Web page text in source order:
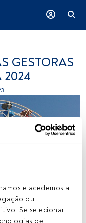
e acedemos a
ou
Se selecionar
de
GESTORAS
2024